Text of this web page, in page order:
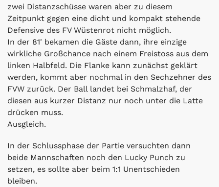
zwei Distanzschüsse waren aber zu diesem
Zeitpunkt gegen eine dicht und kompakt stehende
Defensive des FV Wüstenrot nicht möglich.
In der 81' bekamen die Gäste dann, ihre einzige
wirkliche Großchance nach einem Freistoss aus dem
linken Halbfeld. Die Flanke kann zunächst geklärt
werden, kommt aber nochmal in den Sechzehner des
FVW zurück. Der Ball landet bei Schmalzhaf, der
diesen aus kurzer Distanz nur noch unter die Latte
drücken muss.
Ausgleich.
In der Schlussphase der Partie versuchten dann
beide Mannschaften noch den Lucky Punch zu
setzen, es sollte aber beim 1:1 Unentschieden
bleiben.